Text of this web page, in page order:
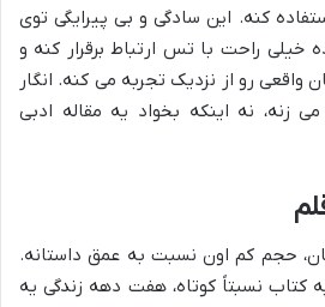
کنه. این سادگی و بی پیرایگی توی
خیلی راحت با تس ارتباط برقرار کنه و
رو از نزدیک تجربه می کنه. انگار
زنه، نه اینکه بخواد یه مقاله ادبی
حجم کم اون نسبت به عمق داستانه.
کتاب نسبتاً کوتاه، هفت دهه زندگی یه